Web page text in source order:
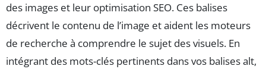
des images et leur optimisation SEO. Ces balises
décrivent le contenu de l’image et aident les moteurs
de recherche à comprendre le sujet des visuels. En
intégrant des mots-clés pertinents dans vos balises alt,